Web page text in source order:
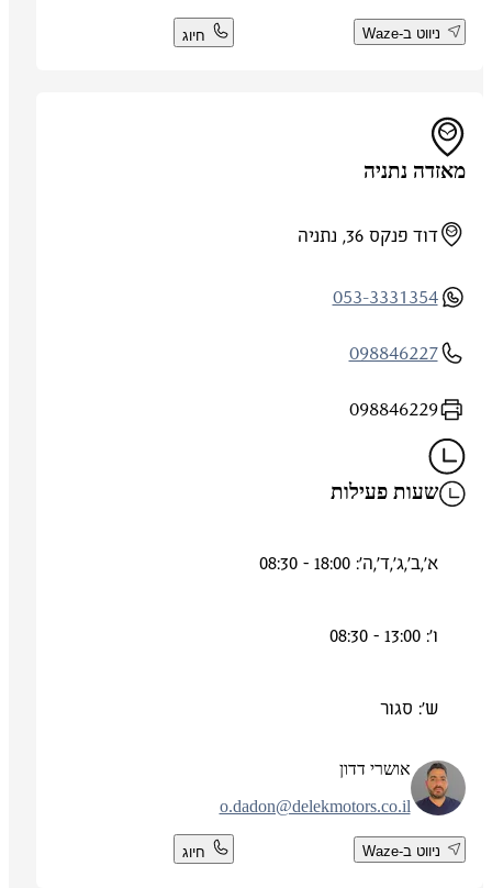
ניווט ב-Waze חיוג
מאזדה נתניה
דוד פנקס 36, נתניה
053-3331354
098846227
098846229
שעות פעילות
א',ב',ג',ד',ה': 18:00 - 08:30
ש': סגור
אושרי דדון
o.dadon@delekmotors.co.il
ניווט ב-Waze חיוג